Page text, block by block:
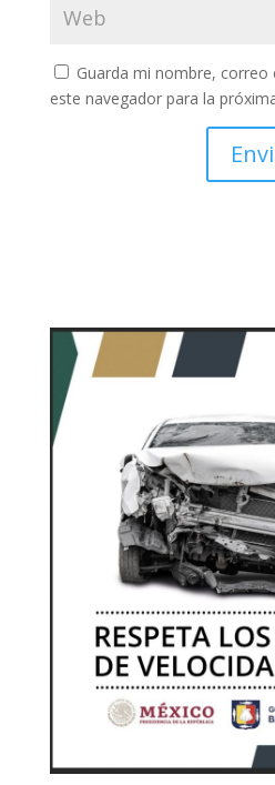
Guarda mi nombre, correo
este navegador para la